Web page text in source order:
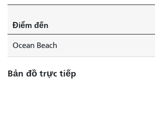
1
Tuyến
số
5
mất
Điểm đến
Ocean Beach
Bản đồ trực tiếp